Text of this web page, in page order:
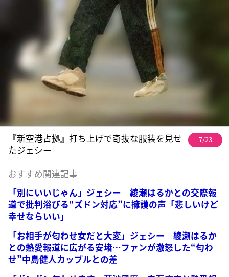
『新空港占拠』打ち上げで奇抜な服装を見せ
たジェシー
7/23
おすすめ関連記事
「別にいいじゃん」ジェシー 綾瀬はるかとの交際報
道で批判浴びる“ズドン対応”に擁護の声「悲しいけど
幸せならいい」
「お相手が匂わせ女だと大変」ジェシー 綾瀬はるか
との熱愛報道に広がる安堵…ファンが激怒した“匂わ
せ”中島健人カップルとの差